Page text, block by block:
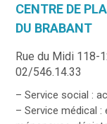
CENTRE DE
DU BRABANT
Rue du Midi 118-
02/546.14.33
– Service social :
– Service médical